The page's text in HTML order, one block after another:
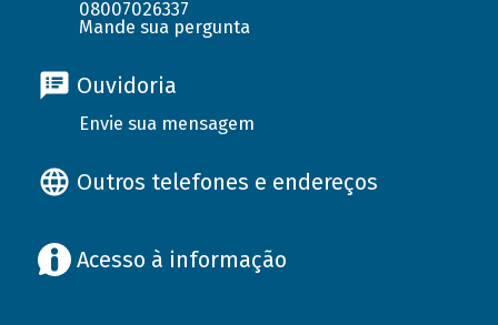
08007026337
Mande sua pergunta
Ouvidoria
Envie sua mensagem
Outros telefones e endereços
Acesso à informação